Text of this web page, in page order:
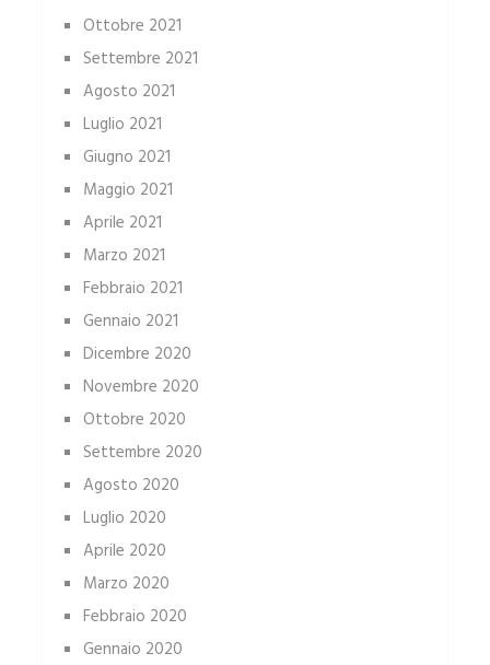
Ottobre 2021
Settembre 2021
Agosto 2021
Luglio 2021
Giugno 2021
Maggio 2021
Aprile 2021
Marzo 2021
Febbraio 2021
Gennaio 2021
Dicembre 2020
Novembre 2020
Ottobre 2020
Settembre 2020
Agosto 2020
Luglio 2020
Aprile 2020
Marzo 2020
Febbraio 2020
Gennaio 2020